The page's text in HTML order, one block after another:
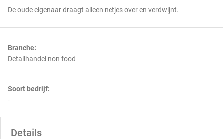
De oude eigenaar draagt alleen netjes over en verdwijnt.
Branche:
Detailhandel non food
Soort bedrijf:
-
Details